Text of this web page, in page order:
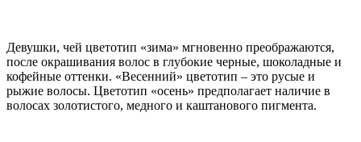
Девушки, чей цветотип «зима» мгновенно преображаются,
после окрашивания волос в глубокие черные, шоколадные и
кофейные оттенки. «Весенний» цветотип – это русые и
рыжие волосы. Цветотип «осень» предполагает наличие в
волосах золотистого, медного и каштанового пигмента.